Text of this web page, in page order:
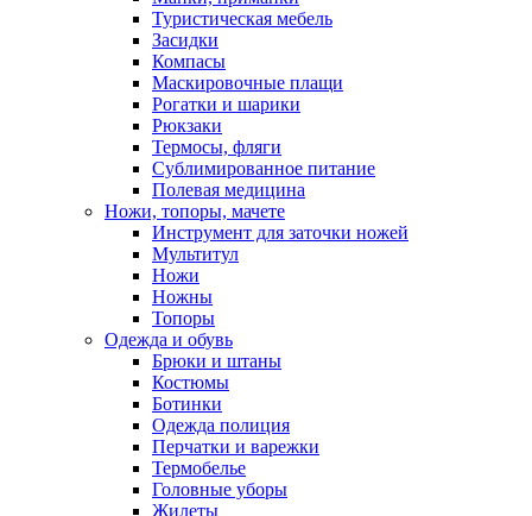
Туристическая мебель
Засидки
Компасы
Маскировочные плащи
Рогатки и шарики
Рюкзаки
Термосы, фляги
Сублимированное питание
Полевая медицина
Ножи, топоры, мачете
Инструмент для заточки ножей
Мультитул
Ножи
Ножны
Топоры
Одежда и обувь
Брюки и штаны
Костюмы
Ботинки
Одежда полиция
Перчатки и варежки
Термобелье
Головные уборы
Жилеты